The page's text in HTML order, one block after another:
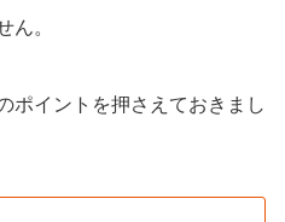
ん。
ポイントを押さえておきまし